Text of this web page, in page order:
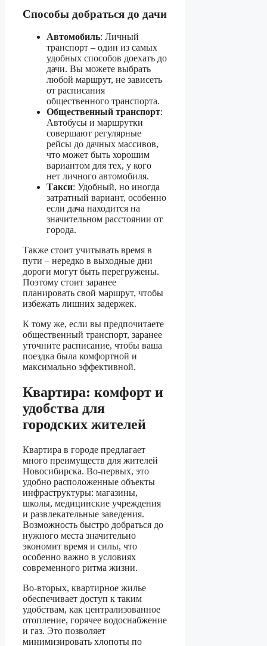
Способы добраться до дачи
Автомобиль: Личный
транспорт – один из самых
удобных способов доехать до
дачи. Вы можете выбрать
любой маршрут, не зависеть
от расписания
общественного транспорта.
Общественный транспорт:
Автобусы и маршрутки
совершают регулярные
рейсы до дачных массивов,
что может быть хорошим
вариантом для тех, у кого
нет личного автомобиля.
Такси: Удобный, но иногда
затратный вариант, особенно
если дача находится на
значительном расстоянии от
города.
Также стоит учитывать время в
пути – нередко в выходные дни
дороги могут быть перегружены.
Поэтому стоит заранее
планировать свой маршрут, чтобы
избежать лишних задержек.
К тому же, если вы предпочитаете
общественный транспорт, заранее
уточните расписание, чтобы ваша
поездка была комфортной и
максимально эффективной.
Квартира: комфорт и
удобства для
городских жителей
Квартира в городе предлагает
много преимуществ для жителей
Новосибирска. Во-первых, это
удобно расположенные объекты
инфраструктуры: магазины,
школы, медицинские учреждения
и развлекательные заведения.
Возможность быстро добраться до
нужного места значительно
экономит время и силы, что
особенно важно в условиях
современного ритма жизни.
Во-вторых, квартирное жилье
обеспечивает доступ к таким
удобствам, как централизованное
отопление, горячее водоснабжение
и газ. Это позволяет
минимизировать хлопоты по